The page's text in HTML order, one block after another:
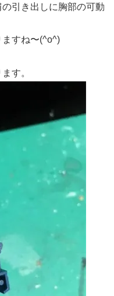
引き出しに胸部の可動
ますね〜(^o^)
す。